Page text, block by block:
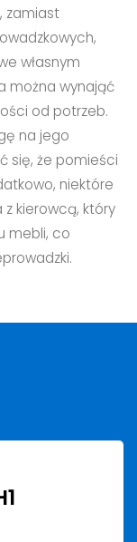
zamiast
własnym
można wynająć
od potrzeb.
na jego
się, że pomieści
niektóre
kierowcą, który
mebli, co